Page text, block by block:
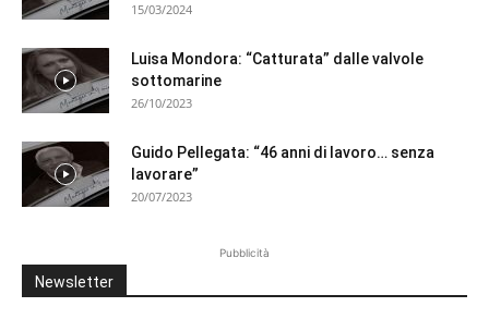
15/03/2024
Luisa Mondora: “Catturata” dalle valvole
sottomarine
26/10/2023
Guido Pellegata: “46 anni di lavoro… senza
lavorare”
20/07/2023
Pubblicità
Newsletter